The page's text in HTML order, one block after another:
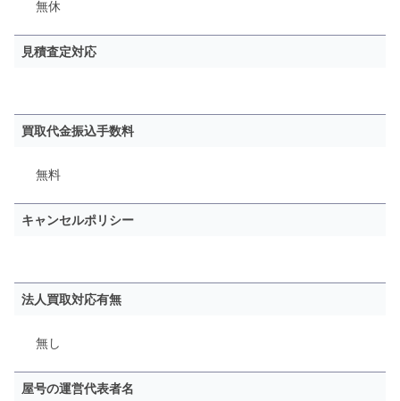
無休
見積査定対応
買取代金振込手数料
無料
キャンセルポリシー
法人買取対応有無
無し
屋号の運営代表者名